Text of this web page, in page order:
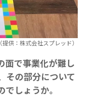
供：株式会社スプレッド）
面で事業化が難し
その部分について
しょうか。